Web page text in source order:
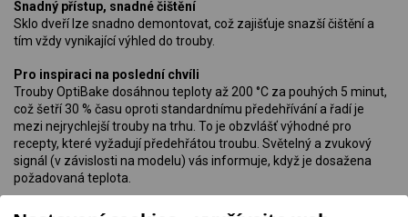
Snadný přístup, snadné čištění
Sklo dveří lze snadno demontovat, což zajišťuje snazší čištění a
tím vždy vynikající výhled do trouby.
Pro inspiraci na poslední chvíli
Trouby OptiBake dosáhnou teploty až 200 °C za pouhých 5 minut,
což šetří 30 % času oproti standardnímu předehřívání a řadí je
mezi nejrychlejší trouby na trhu. To je obzvlášť výhodné pro
recepty, které vyžadují předehřátou troubu. Světelný a zvukový
signál (v závislosti na modelu) vás informuje, když je dosažena
požadovaná teplota.
Pokaždé rovnoměrně upečené